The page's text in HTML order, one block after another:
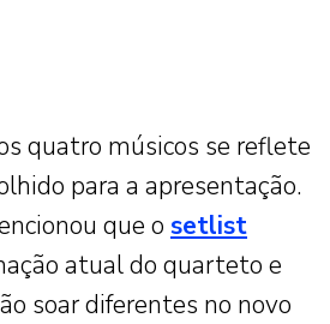
quatro músicos se reflete
para a apresentação.
que o setlist
atual do quarteto e
soar diferentes no novo